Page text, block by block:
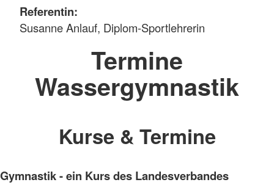
Referentin:
Susanne Anlauf, Diplom-Sportlehrerin
Termine
Wassergymnastik
Kurse & Termine
Gymnastik - ein Kurs des Landesverbandes